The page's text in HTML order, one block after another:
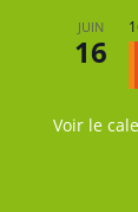
JUIN
16
Voir le